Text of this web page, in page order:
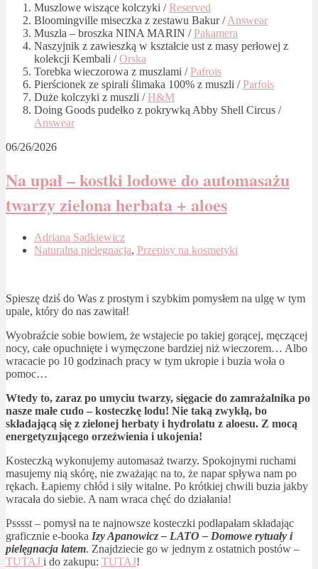
Muszlowe wiszące kolczyki /Reserved
Bloomingville miseczka z zestawu Bakur /Answear
Muszla – broszka NINA MARIN /Pakamera
Naszyjnik z zawieszką w kształcie ust z masy perłowej z
kolekcji Kembali /Orska
Torebka wieczorowa z muszlami /Pafrois
Pierścionek ze spirali ślimaka 100% z muszli /Parfois
Duże kolczyki z muszli /H&M
Doing Goods pudełko z pokrywką Abby Shell Circus /
Answear
06/26/2026
Na upał – kostki lodowe do automasażu
twarzy zielona herbata + aloes
Adriana Sadkiewicz
Naturalna pielęgnacja, Przepisy na kosmetyki
Spieszę dziś do Was z prostym i szybkim pomysłem na ulgę w tym
upale, który do nas zawitał!
Wyobraźcie sobie bowiem, że wstajecie po takiej gorącej, męczącej
nocy, całe opuchnięte i wymęczone bardziej niż wieczorem… Albo
wracacie po 10 godzinach pracy w tym ukropie i buzia woła o
pomoc…
Wtedy to, zaraz po umyciu twarzy, sięgacie do zamrażalnika po
nasze małe cudo – kosteczkę lodu! Nie taką zwykłą, bo
składającą się z zielonej herbaty i hydrolatu z aloesu. Z mocą
energetyzującego orzeźwienia i ukojenia!
Kosteczką wykonujemy automasaż twarzy. Spokojnymi ruchami
masujemy nią skórę, nie zważając na to, że napar spływa nam po
rękach. Łapiemy chłód i siły witalne. Po krótkiej chwili buzia jakby
wracała do siebie. A nam wraca chęć do działania!
Psssst – pomysł na te najnowsze kosteczki podłapałam składając
graficznie e-booka Izy Apanowicz – LATO – Domowe rytuały i
pielęgnacja latem. Znajdziecie go w jednym z ostatnich postów –
TUTAJ i do zakupu: TUTAJ!